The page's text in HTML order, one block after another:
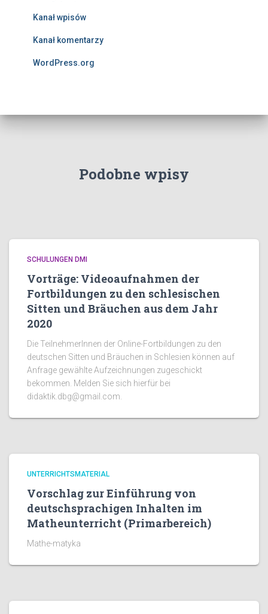
Kanał wpisów
Kanał komentarzy
WordPress.org
Podobne wpisy
SCHULUNGEN DMI
Vorträge: Videoaufnahmen der
Fortbildungen zu den schlesischen
Sitten und Bräuchen aus dem Jahr
2020
Die TeilnehmerInnen der Online-Fortbildungen zu den
deutschen Sitten und Bräuchen in Schlesien können auf
Anfrage gewählte Aufzeichnungen zugeschickt
bekommen. Melden Sie sich hierfür bei
didaktik.dbg@gmail.com.
UNTERRICHTSMATERIAL
Vorschlag zur Einführung von
deutschsprachigen Inhalten im
Matheunterricht (Primarbereich)
Mathe-matyka